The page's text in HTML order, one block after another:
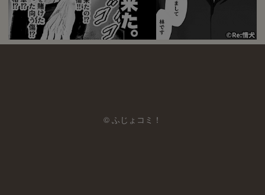
© ふじょコミ！